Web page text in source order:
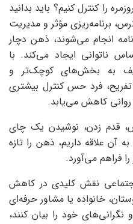
را کنترل کنیم؟ باید بدانید
برنامه‌ریزی مؤثر و مدیریت
انجام می‌شوند، ذهن دچار
ناتوانی ایجاد می‌کند. با
به بخش‌های کوچک‌تر و
فرد حس کنترل بیشتری
روانی کاهش می‌یابد.
قدم زدن، نوشیدن یک چای
آن علاقه داریم، ذهن را تازه
را فراهم می‌آورد.
نقش کلیدی در کاهش
خانواده یا مشاور حرفه‌ای
خود را بیان کنند،